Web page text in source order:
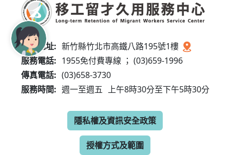
服務地址: 新竹縣竹北市高鐵八路195號1樓
服務電話: 1955免付費專線 ； (03)659-1996
傳真電話: (03)658-3730
服務時間: 週一至週五 上午8時30分至下午5時30分
隱私權及資訊安全政策
授權方式及範圍